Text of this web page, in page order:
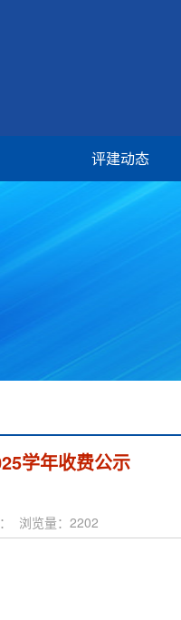
评建动态
学年收费公示
浏览量： 2202